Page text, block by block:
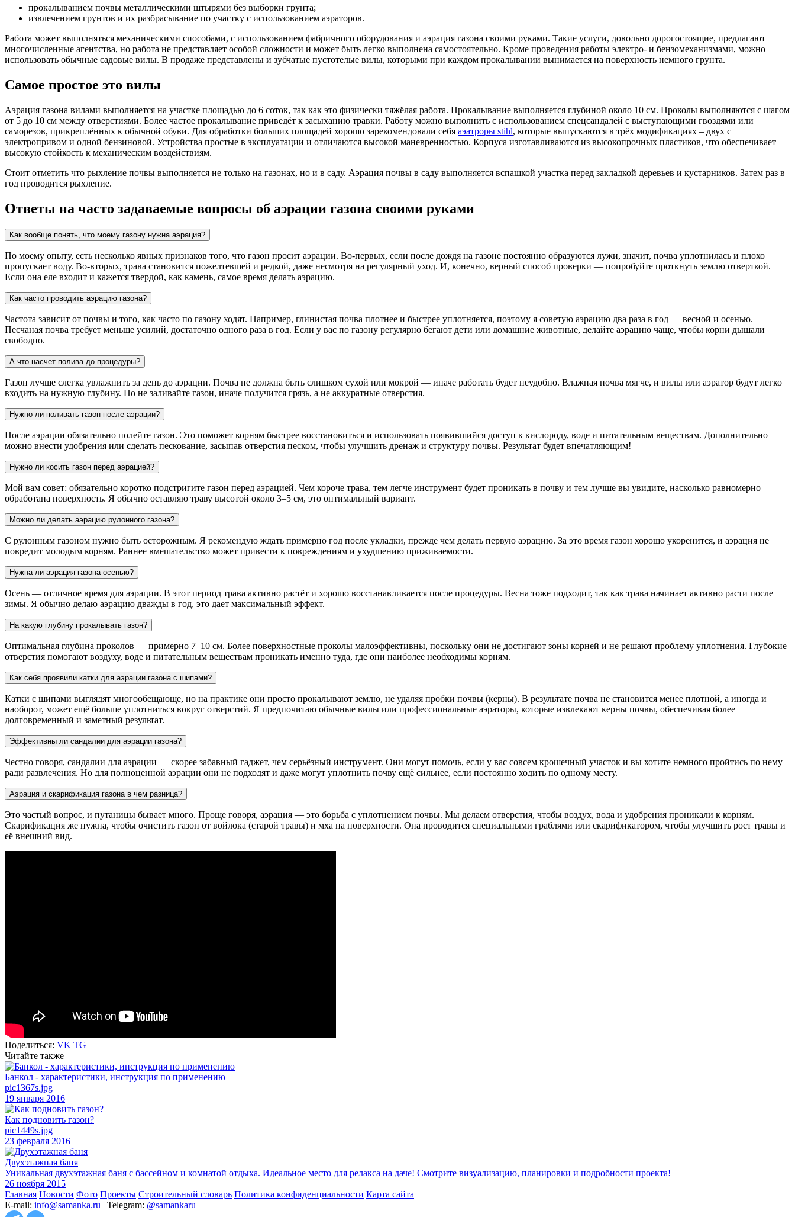
прокалыванием почвы металлическими штырями без выборки грунта;
извлечением грунтов и их разбрасывание по участку с использованием аэраторов.
Работа может выполняться механическими способами, с использованием фабричного оборудования и аэрация газона своими руками. Такие услуги, довольно дорогостоящие, предлагают
многочисленные агентства, но работа не представляет особой сложности и может быть легко выполнена самостоятельно. Кроме проведения работы электро- и бензомеханизмами, можно
использовать обычные садовые вилы. В продаже представлены и зубчатые пустотелые вилы, которыми при каждом прокалывании вынимается на поверхность немного грунта.
Самое простое это вилы
Аэрация газона вилами выполняется на участке площадью до 6 соток, так как это физически тяжёлая работа. Прокалывание выполняется глубиной около 10 см. Проколы выполняются с шагом
от 5 до 10 см между отверстиями. Более частое прокалывание приведёт к засыханию травки. Работу можно выполнить с использованием спецсандалей с выступающими гвоздями или
саморезов, прикреплённых к обычной обуви. Для обработки больших площадей хорошо зарекомендовали себя аэатроры stihl, которые выпускаются в трёх модификациях – двух с
электропривом и одной бензиновой. Устройства простые в эксплуатации и отличаются высокой маневренностью. Корпуса изготавливаются из высокопрочных пластиков, что обеспечивает
высокую стойкость к механическим воздействиям.
Стоит отметить что рыхление почвы выполняется не только на газонах, но и в саду. Аэрация почвы в саду выполняется вспашкой участка перед закладкой деревьев и кустарников. Затем раз в
год проводится рыхление.
Ответы на часто задаваемые вопросы об аэрации газона своими руками
Как вообще понять, что моему газону нужна аэрация?
По моему опыту, есть несколько явных признаков того, что газон просит аэрации. Во-первых, если после дождя на газоне постоянно образуются лужи, значит, почва уплотнилась и плохо
пропускает воду. Во-вторых, трава становится пожелтевшей и редкой, даже несмотря на регулярный уход. И, конечно, верный способ проверки — попробуйте проткнуть землю отверткой.
Если она еле входит и кажется твердой, как камень, самое время делать аэрацию.
Как часто проводить аэрацию газона?
Частота зависит от почвы и того, как часто по газону ходят. Например, глинистая почва плотнее и быстрее уплотняется, поэтому я советую аэрацию два раза в год — весной и осенью.
Песчаная почва требует меньше усилий, достаточно одного раза в год. Если у вас по газону регулярно бегают дети или домашние животные, делайте аэрацию чаще, чтобы корни дышали
свободно.
А что насчет полива до процедуры?
Газон лучше слегка увлажнить за день до аэрации. Почва не должна быть слишком сухой или мокрой — иначе работать будет неудобно. Влажная почва мягче, и вилы или аэратор будут легко
входить на нужную глубину. Но не заливайте газон, иначе получится грязь, а не аккуратные отверстия.
Нужно ли поливать газон после аэрации?
После аэрации обязательно полейте газон. Это поможет корням быстрее восстановиться и использовать появившийся доступ к кислороду, воде и питательным веществам. Дополнительно
можно внести удобрения или сделать пескование, засыпав отверстия песком, чтобы улучшить дренаж и структуру почвы. Результат будет впечатляющим!
Нужно ли косить газон перед аэрацией?
Мой вам совет: обязательно коротко подстригите газон перед аэрацией. Чем короче трава, тем легче инструмент будет проникать в почву и тем лучше вы увидите, насколько равномерно
обработана поверхность. Я обычно оставляю траву высотой около 3–5 см, это оптимальный вариант.
Можно ли делать аэрацию рулонного газона?
С рулонным газоном нужно быть осторожным. Я рекомендую ждать примерно год после укладки, прежде чем делать первую аэрацию. За это время газон хорошо укоренится, и аэрация не
повредит молодым корням. Раннее вмешательство может привести к повреждениям и ухудшению приживаемости.
Нужна ли аэрация газона осенью?
Осень — отличное время для аэрации. В этот период трава активно растёт и хорошо восстанавливается после процедуры. Весна тоже подходит, так как трава начинает активно расти после
зимы. Я обычно делаю аэрацию дважды в год, это дает максимальный эффект.
На какую глубину прокалывать газон?
Оптимальная глубина проколов — примерно 7–10 см. Более поверхностные проколы малоэффективны, поскольку они не достигают зоны корней и не решают проблему уплотнения. Глубокие
отверстия помогают воздуху, воде и питательным веществам проникать именно туда, где они наиболее необходимы корням.
Как себя проявили катки для аэрации газона с шипами?
Катки с шипами выглядят многообещающе, но на практике они просто прокалывают землю, не удаляя пробки почвы (керны). В результате почва не становится менее плотной, а иногда и
наоборот, может ещё больше уплотниться вокруг отверстий. Я предпочитаю обычные вилы или профессиональные аэраторы, которые извлекают керны почвы, обеспечивая более
долговременный и заметный результат.
Эффективны ли сандалии для аэрации газона?
Честно говоря, сандалии для аэрации — скорее забавный гаджет, чем серьёзный инструмент. Они могут помочь, если у вас совсем крошечный участок и вы хотите немного пройтись по нему
ради развлечения. Но для полноценной аэрации они не подходят и даже могут уплотнить почву ещё сильнее, если постоянно ходить по одному месту.
Аэрация и скарификация газона в чем разница?
Это частый вопрос, и путаницы бывает много. Проще говоря, аэрация — это борьба с уплотнением почвы. Мы делаем отверстия, чтобы воздух, вода и удобрения проникали к корням.
Скарификация же нужна, чтобы очистить газон от войлока (старой травы) и мха на поверхности. Она проводится специальными граблями или скарификатором, чтобы улучшить рост травы и
её внешний вид.
Поделиться: VK TG
Читайте также
Банкол - характеристики, инструкция по применению
pic1367s.jpg
19 января 2016
Как подновить газон?
pic1449s.jpg
23 февраля 2016
Двухэтажная баня
Уникальная двухэтажная баня с бассейном и комнатой отдыха. Идеальное место для релакса на даче! Смотрите визуализацию, планировки и подробности проекта!
26 ноября 2015
Главная Новости Фото Проекты Строительный словарь Политика конфиденциальности Карта сайта
E-mail: info@samanka.ru | Telegram: @samankaru